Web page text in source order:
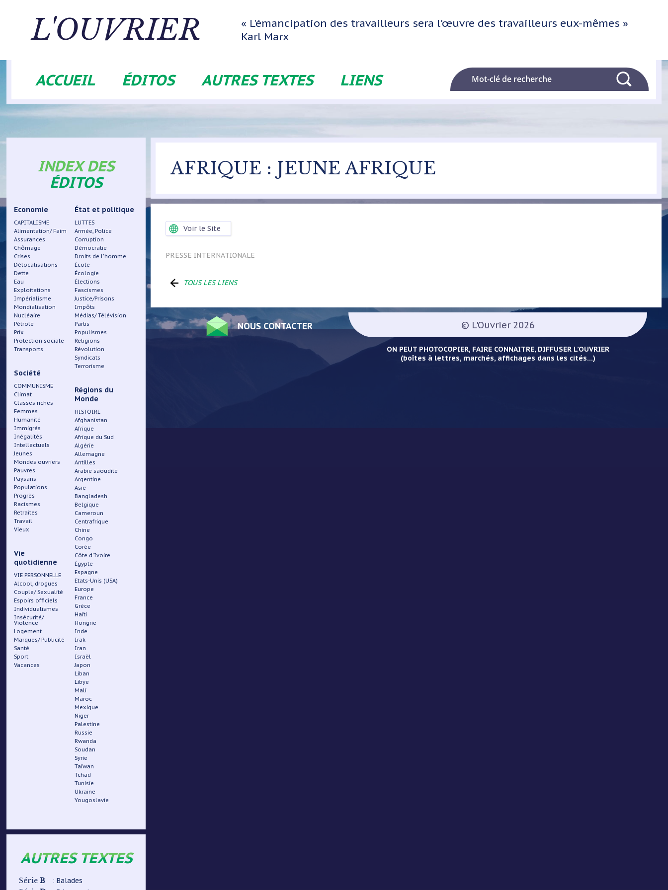
L'OUVRIER
« L'émancipation des travailleurs sera l'œuvre des travailleurs eux-mêmes »
Karl Marx
Navigation
ACCUEIL ÉDITOS AUTRES TEXTES LIENS Rechercher
INDEX DES
ÉDITOS
Economie
CAPITALISME
Alimentation/ Faim
Assurances
Chômage
Crises
Délocalisations
Dette
Eau
Exploitations
Impérialisme
Mondialisation
Nucléaire
Pétrole
Prix
Protection sociale
Transports
Société
COMMUNISME
Climat
Classes riches
Femmes
Humanité
Immigrés
Inégalités
Intellectuels
Jeunes
Mondes ouvriers
Pauvres
Paysans
Populations
Progrès
Racismes
Retraites
Travail
Vieux
Vie
quotidienne
VIE PERSONNELLE
Alcool, drogues
Couple/ Sexualité
Espoirs officiels
Individualismes
Insécurité/
Violence
Logement
Marques/ Publicité
Santé
Sport
Vacances
État et politique
LUTTES
Armée, Police
Corruption
Démocratie
Droits de l'homme
École
Écologie
Élections
Fascismes
Justice/Prisons
Impôts
Médias/ Télévision
Partis
Populismes
Religions
Révolution
Syndicats
Terrorisme
Régions du
Monde
HISTOIRE
Afghanistan
Afrique
Afrique du Sud
Algérie
Allemagne
Antilles
Arabie saoudite
Argentine
Asie
Bangladesh
Belgique
Cameroun
Centrafrique
Chine
Congo
Corée
Côte d'Ivoire
Égypte
Espagne
Etats-Unis (USA)
Europe
France
Grèce
Haïti
Hongrie
Inde
Irak
Iran
Israël
Japon
Liban
Libye
Mali
Maroc
Mexique
Niger
Palestine
Russie
Rwanda
Soudan
Syrie
Taïwan
Tchad
Tunisie
Ukraine
Yougoslavie
AUTRES TEXTES
Série B : Balades
AFRIQUE : JEUNE AFRIQUE
Voir le Site
PRESSE INTERNATIONALE
TOUS LES LIENS
NOUS CONTACTER © L'Ouvrier 2026
ON PEUT PHOTOCOPIER, FAIRE CONNAITRE, DIFFUSER L’OUVRIER
(boîtes à lettres, marchés, affichages dans les cités...)